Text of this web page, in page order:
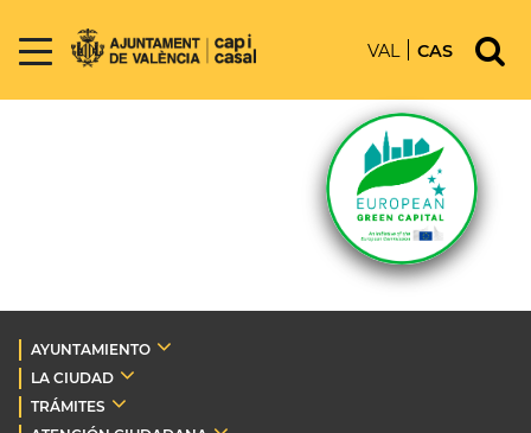
VAL CAS
AYUNTAMIENTO
LA CIUDAD
TRÁMITES